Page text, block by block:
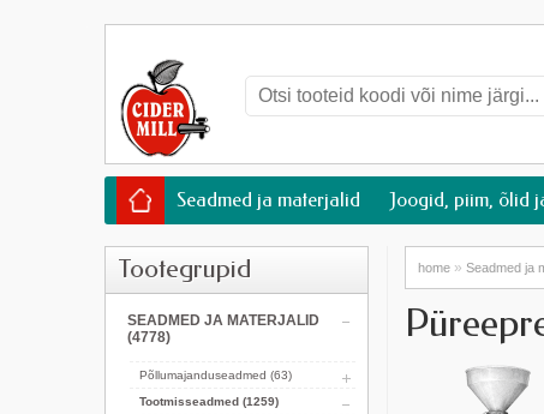
Seadmed ja materjalid Joogid, piim, õlid
Tootegrupid
SEADMED JA MATERJALID
(4778)
Põllumajanduseadmed (63)
Tootmisseadmed (1259)
home » Seadmed ja